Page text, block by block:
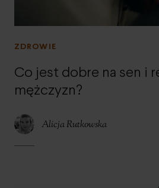
ZDROWIE
Co jest dobre na sen i
mężczyzn?
Alicja Rutkowska